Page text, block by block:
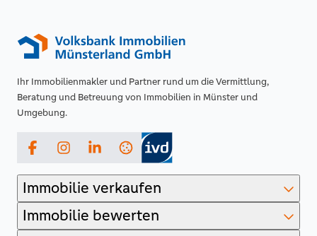
Ihr Immobilienmakler und Partner rund um die Vermittlung,
Beratung und Betreuung von Immobilien in Münster und
Umgebung.
FacebookInstagramLinkedIn
Immobilie verkaufen
Immobilie bewerten